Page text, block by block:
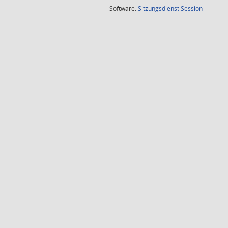
Software:SitzungsdienstSession(Wird in